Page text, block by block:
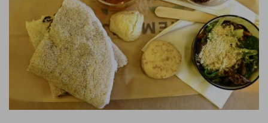
0 ITEMS - 0,00€